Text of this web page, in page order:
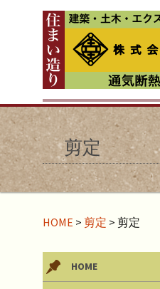
剪定
HOME > 剪定 > 剪定
HOME